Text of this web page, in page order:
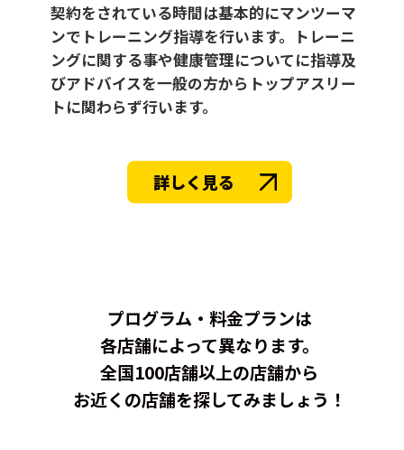
契約をされている時間は基本的にマンツーマ
ンでトレーニング指導を行います。トレーニ
ングに関する事や健康管理についてに指導及
びアドバイスを一般の方からトップアスリー
トに関わらず行います。
詳しく見る
プログラム・料金プランは
各店舗によって異なります。
全国100店舗以上の店舗から
お近くの店舗を探してみましょう！